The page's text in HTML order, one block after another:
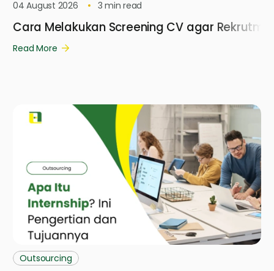
04 August 2026 3 min read
Cara Melakukan Screening CV agar
Read More
Outsourcing